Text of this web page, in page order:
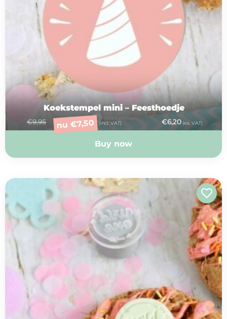
Koekstempel mini – Feesthoedje
€9,95 nu €7,50 (incl. VAT) €6,20 (ex. VAT)
Buy now